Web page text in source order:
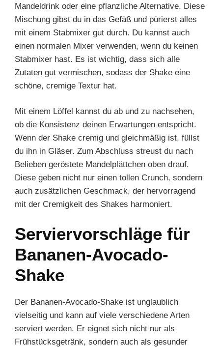
Mandeldrink oder eine pflanzliche Alternative. Diese
Mischung gibst du in das Gefäß und pürierst alles
mit einem Stabmixer gut durch. Du kannst auch
einen normalen Mixer verwenden, wenn du keinen
Stabmixer hast. Es ist wichtig, dass sich alle
Zutaten gut vermischen, sodass der Shake eine
schöne, cremige Textur hat.
Mit einem Löffel kannst du ab und zu nachsehen,
ob die Konsistenz deinen Erwartungen entspricht.
Wenn der Shake cremig und gleichmäßig ist, füllst
du ihn in Gläser. Zum Abschluss streust du nach
Belieben geröstete Mandelplättchen oben drauf.
Diese geben nicht nur einen tollen Crunch, sondern
auch zusätzlichen Geschmack, der hervorragend
mit der Cremigkeit des Shakes harmoniert.
Serviervorschläge für
Bananen-Avocado-
Shake
Der Bananen-Avocado-Shake ist unglaublich
vielseitig und kann auf viele verschiedene Arten
serviert werden. Er eignet sich nicht nur als
Frühstücksgetränk, sondern auch als gesunder